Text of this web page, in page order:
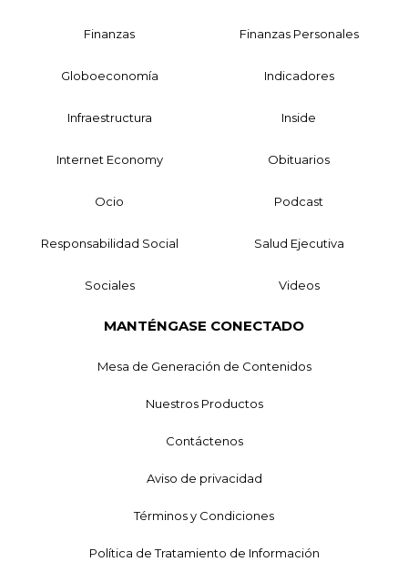
Finanzas Finanzas Personales
Globoeconomía Indicadores
Infraestructura Inside
Internet Economy Obituarios
Ocio Podcast
Responsabilidad Social Salud Ejecutiva
Sociales Videos
MANTÉNGASE CONECTADO
Mesa de Generación de Contenidos
Nuestros Productos
Contáctenos
Aviso de privacidad
Términos y Condiciones
Política de Tratamiento de Información